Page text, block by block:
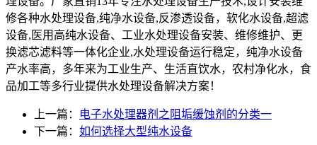
修各种水处理设备,纯净水设备,反渗透设备，软化水设备,超滤
设备,医用高纯水设备、工业水处理设备安装、维修维护、更
换滤芯滤料等一体化企业,水处理设备运行稳定，纯净水设备
产水率高，多年来为工业生产、生活直饮水，农村净化水，食
品加工等多行业提供水处理设备解决方案！
上一篇：
电子水处理器剂之阻垢缓蚀剂的分类一
下一篇： 如何选择大型纯水设备